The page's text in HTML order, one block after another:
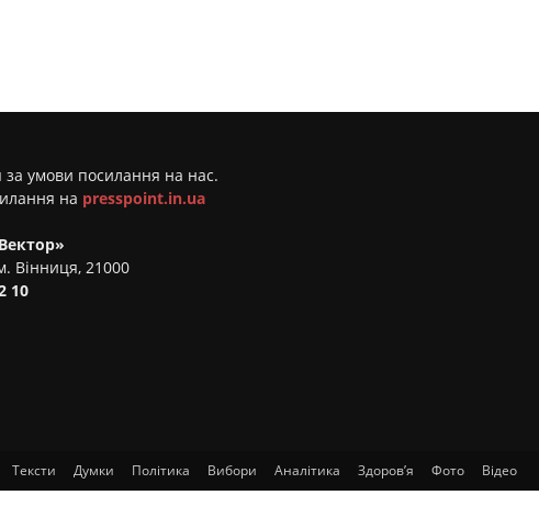
за умови посилання на нас.
на presspoint.in.ua
Вінниця, 21000
10
Тексти Думки Політика Вибори Аналітика Здоров’я Фото Відео